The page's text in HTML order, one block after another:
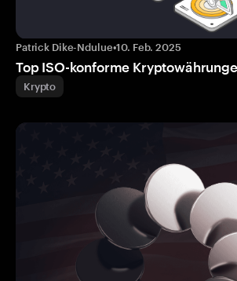
Patrick Dike-Ndulue•10. Feb. 2025
Top ISO-konforme
Krypto